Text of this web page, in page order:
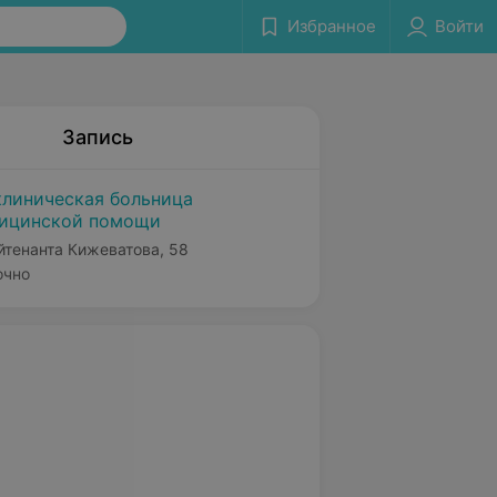
Избранное Войти
Запись
больница
помощи
Кижеватова, 58